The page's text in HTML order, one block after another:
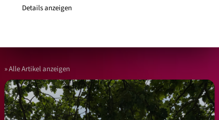
Jetzt teilen
Alle Artikel anzeigen
Details anzeigen